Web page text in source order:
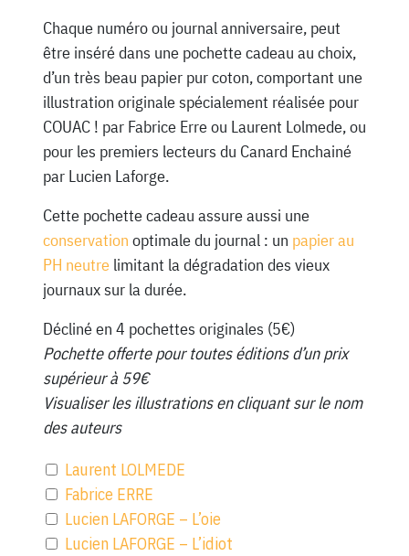
Chaque numéro ou journal anniversaire, peut
être inséré dans une pochette cadeau au choix,
d’un très beau papier pur coton, comportant une
illustration originale spécialement réalisée pour
COUAC ! par Fabrice Erre ou Laurent Lolmede, ou
pour les premiers lecteurs du Canard Enchainé
par Lucien Laforge.
Cette pochette cadeau assure aussi une
conservation optimale du journal : un papier au
PH neutrelimitant la dégradation des vieux
journaux sur la durée.
Décliné en 4 pochettes originales (5€)
Pochette offerte pour toutes éditions d’un prix
supérieur à 59€
Visualiser les illustrations en cliquant sur le nom
des auteurs
Laurent LOLMEDE
Fabrice ERRE
Lucien LAFORGE – L’oie
Lucien LAFORGE – L’idiot